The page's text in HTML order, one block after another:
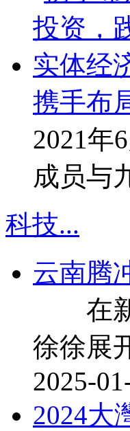
携手布
2021年
成员与
科技...
云南腾
在新
徐徐展
2025-
2024大